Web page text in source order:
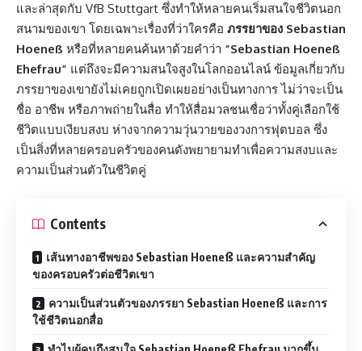
และล่าสุดกับ VfB Stuttgart ซึ่งทำให้หลายคนเริ่มสนใจชีวิตนอก
สนามของเขา โดยเฉพาะเรื่องที่ว่าใครคือ ภรรยาของ Sebastian
Hoeneß หรือที่หลายคนค้นหาด้วยคำว่า “Sebastian Hoeneß
Ehefrau” แต่ถึงจะมีความสนใจสูงในโลกออนไลน์ ข้อมูลเกี่ยวกับ
ภรรยาของเขายังไม่เคยถูกเปิดเผยอย่างเป็นทางการ ไม่ว่าจะเป็น
ชื่อ อาชีพ หรือภาพถ่ายในสื่อ ทำให้สื่อมวลชนเชื่อว่าทั้งคู่เลือกใช้
ชีวิตแบบเงียบสงบ ห่างจากความวุ่นวายของวงการฟุตบอล ซึ่ง
เป็นสิ่งที่หลายครอบครัวของคนดังพยายามทำเพื่อความสงบและ
ความเป็นส่วนตัวในชีวิตคู่
Contents
เส้นทางอาชีพของ Sebastian Hoeneß และความสำคัญ
ของครอบครัวต่อชีวิตเขา
ความเป็นส่วนตัวของภรรยา Sebastian Hoeneß และการ
ใช้ชีวิตนอกสื่อ